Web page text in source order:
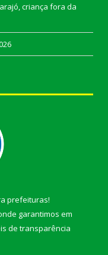
criança fora da
prefeituras!
garantimos em
de transparência